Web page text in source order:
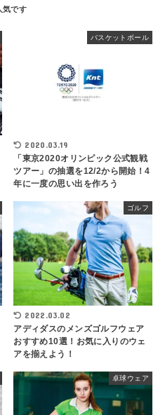
バスケットボール
2020.03.19
「東京2020オリンピック公式観戦
ツアー」の抽選を12/2から開始！4
年に一度の思い出を作ろう
ゴルフ
2022.03.02
アディダスのメンズゴルフウェア
おすすめ10選！お気に入りのウェ
アを揃えよう！
卓球ウェア